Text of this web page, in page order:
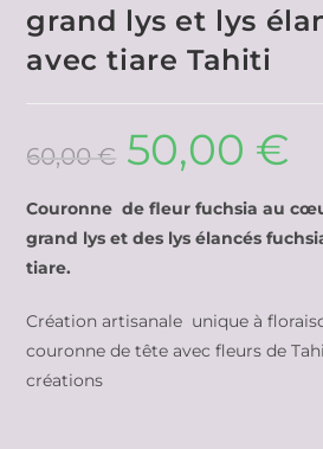
grand lys et lys
avec tiare Tahiti
60,00€ 50,00 €
Couronne de fleur fuchsia au
grand lys et des lys élancés
tiare.
Création artisanale unique à
couronne de tête avec fleurs de
créations